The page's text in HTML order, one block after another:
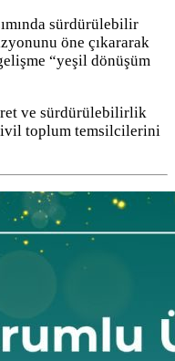
sürdürülebilir
öne çıkararak
“yeşil dönüşüm
ve sürdürülebilirlik
toplum temsilcilerini